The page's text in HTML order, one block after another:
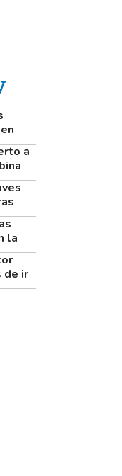
este
a
de
la
el
de ir